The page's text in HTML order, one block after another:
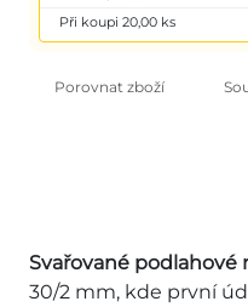
Při koupi 20,00 ks
Porovnat zboží
Svařované podlahové
30/2 mm, kde první